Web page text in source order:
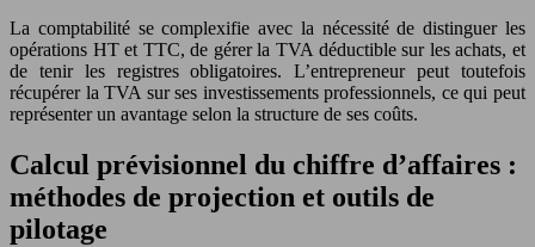
La comptabilité se complexifie avec la nécessité de distinguer les
opérations HT et TTC, de gérer la TVA déductible sur les achats, et
de tenir les registres obligatoires. L’entrepreneur peut toutefois
récupérer la TVA sur ses investissements professionnels, ce qui peut
représenter un avantage selon la structure de ses coûts.
Calcul prévisionnel du chiffre d’affaires :
méthodes de projection et outils de
pilotage